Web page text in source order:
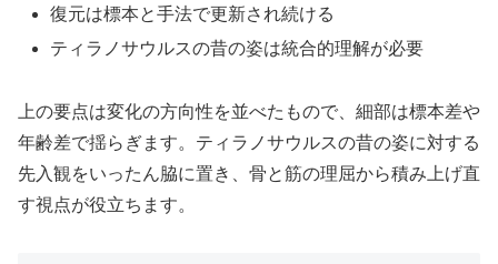
復元は標本と手法で更新され続ける
ティラノサウルスの昔の姿は統合的理解が必要
上の要点は変化の方向性を並べたもので、細部は標本差や
年齢差で揺らぎます。ティラノサウルスの昔の姿に対する
先入観をいったん脇に置き、骨と筋の理屈から積み上げ直
す視点が役立ちます。